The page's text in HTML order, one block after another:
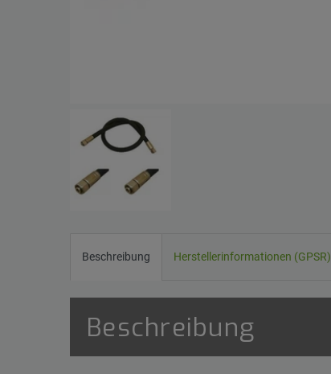
Beschreibung Herstellerinformationen (GPSR)
Beschreibung